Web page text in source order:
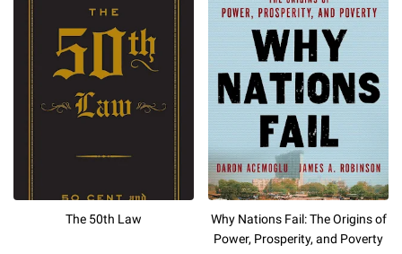
The 50th Law
Why Nations Fail: The Origins of
Power, Prosperity, and Poverty